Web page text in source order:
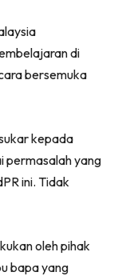
di
bersemuka
kepada
permasalah yang
ini. Tidak
oleh pihak
bapa yang